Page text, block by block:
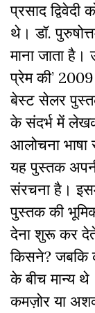
प्रसाद
थे। डॉ.
माना जाता
प्रेम की’ 2009
बेस्ट सेलर
के संदर्भ में
आलोचना
यह पुस्तक
संरचना है।
पुस्तक की
देना शुरू कर देते
किसने?जबकि
के बीच मान्य
कमज़ोर या